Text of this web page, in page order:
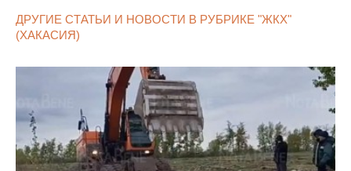
ДРУГИЕ СТАТЬИ И НОВОСТИ В РУБРИКЕ "ЖКХ"
(ХАКАСИЯ)